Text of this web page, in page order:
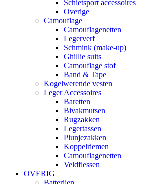
Schietsport accessoires
Overige
Camouflage
Camouflagenetten
Legerverf
Schmink (make-up)
Ghillie suits
Camouflage stof
Band & Tape
Kogelwerende vesten
Leger Accessoires
Baretten
Bivakmutsen
Rugzakken
Legertassen
Plunjezakken
Koppelriemen
Camouflagenetten
Veldflessen
OVERIG